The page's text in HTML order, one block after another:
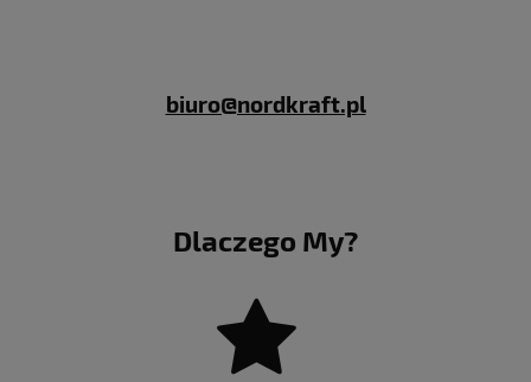
biuro@nordkraft.pl
Dlaczego My?